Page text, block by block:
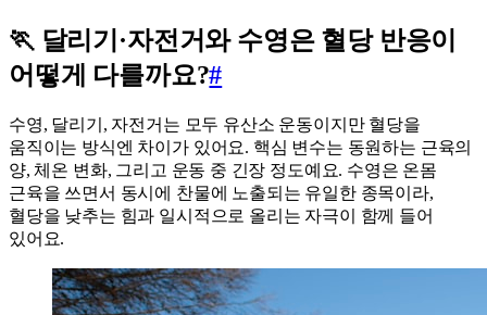
🏃 달리기·자전거와 수영은 혈당 반응이
어떻게 다를까요?#
수영, 달리기, 자전거는 모두 유산소 운동이지만 혈당을
움직이는 방식엔 차이가 있어요. 핵심 변수는 동원하는 근육의
양, 체온 변화, 그리고 운동 중 긴장 정도예요. 수영은 온몸
근육을 쓰면서 동시에 찬물에 노출되는 유일한 종목이라,
혈당을 낮추는 힘과 일시적으로 올리는 자극이 함께 들어
있어요.